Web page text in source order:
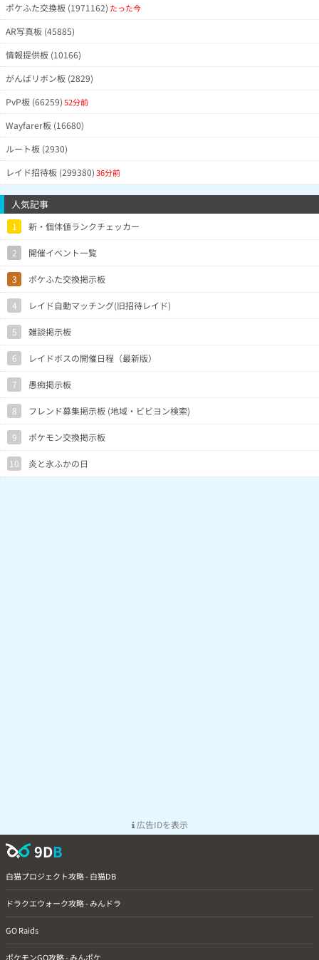
ポケふた交換板 (1971162) たった今
AR写真板 (45885)
情報提供板 (10166)
がんばリボン板 (2829)
PvP板 (66259)52分前
Wayfarer板 (16680)
ルート板 (2930)
レイド招待板 (299380)36分前
人気記事
1 新・個体値ランクチェッカー
2 開催イベント一覧
3 ポケふた交換掲示板
4 レイド自動マッチング(旧招待レイド)
5 雑談掲示板
6 レイドボスの開催日程（最新版）
7 愚痴掲示板
8 フレンド募集掲示板 (地域・ビビヨン検索)
9 ポケモン交換掲示板
10 炎と氷ふかの日
広告IDを表示
9DB
白猫プロジェクト攻略 - 白猫DB
ドラクエウォーク攻略 - みんドラ
GO Raids
ポケモンGO攻略 - みんポケ